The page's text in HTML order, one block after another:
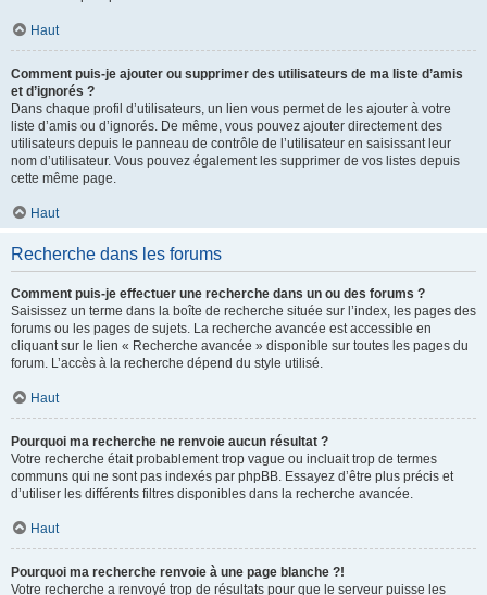
Haut
Comment puis-je ajouter ou supprimer des utilisateurs de ma liste d’amis
et d’ignorés ?
Dans chaque profil d’utilisateurs, un lien vous permet de les ajouter à votre
liste d’amis ou d’ignorés. De même, vous pouvez ajouter directement des
utilisateurs depuis le panneau de contrôle de l’utilisateur en saisissant leur
nom d’utilisateur. Vous pouvez également les supprimer de vos listes depuis
cette même page.
Haut
Recherche dans les forums
Comment puis-je effectuer une recherche dans un ou des forums ?
Saisissez un terme dans la boîte de recherche située sur l’index, les pages des
forums ou les pages de sujets. La recherche avancée est accessible en
cliquant sur le lien « Recherche avancée » disponible sur toutes les pages du
forum. L’accès à la recherche dépend du style utilisé.
Haut
Pourquoi ma recherche ne renvoie aucun résultat ?
Votre recherche était probablement trop vague ou incluait trop de termes
communs qui ne sont pas indexés par phpBB. Essayez d’être plus précis et
d’utiliser les différents filtres disponibles dans la recherche avancée.
Haut
Pourquoi ma recherche renvoie à une page blanche ?!
Votre recherche a renvoyé trop de résultats pour que le serveur puisse les